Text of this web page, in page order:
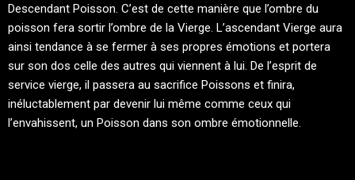
Descendant Poisson. C’est de cette manière que l’ombre du
poisson fera sortir l’ombre de la Vierge. L’ascendant Vierge aura
ainsi tendance à se fermer à ses propres émotions et portera
sur son dos celle des autres qui viennent à lui. De l’esprit de
service vierge, il passera au sacrifice Poissons et finira,
inéluctablement par devenir lui même comme ceux qui
l’envahissent, un Poisson dans son ombre émotionnelle.